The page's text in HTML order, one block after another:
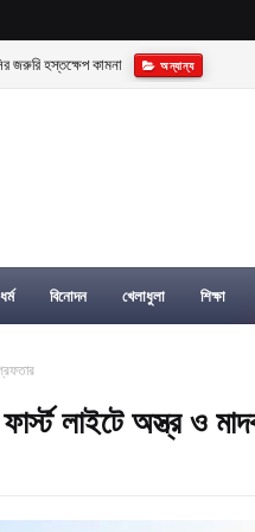
জরুরি হস্তক্ষেপ কামনা
তোলার বিকল্প নেই—---বিএনপির কেন্দ্রিয় নেতা
ধর্ম বিনোদন খেলাধুলা শিক্ষা
লাইটে অস্ত্র ও